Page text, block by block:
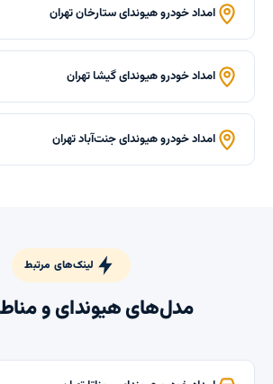
امداد خودرو هیوندای ستارخان تهران
امداد خودرو هیوندای گیشا تهران
امداد خودرو هیوندای جنت‌آباد تهران
لینک‌های مرتبط
مدل‌های هیوندای و